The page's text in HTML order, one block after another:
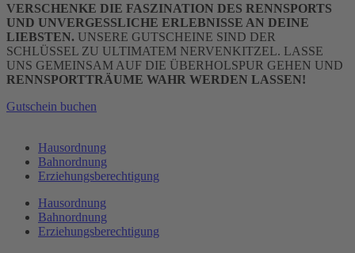
VERSCHENKE DIE FASZINATION DES RENNSPORTS
UND UNVERGESSLICHE ERLEBNISSE AN DEINE
LIEBSTEN. UNSERE GUTSCHEINE SIND DER
SCHLÜSSEL ZU ULTIMATEM NERVENKITZEL. LASSE
UNS GEMEINSAM AUF DIE ÜBERHOLSPUR GEHEN UND
RENNSPORTTRÄUME WAHR WERDEN LASSEN!
Gutschein buchen
Hausordnung
Bahnordnung
Erziehungsberechtigung
Hausordnung
Bahnordnung
Erziehungsberechtigung